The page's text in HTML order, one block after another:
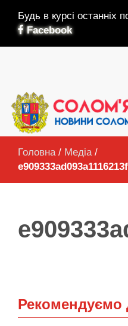
Будь в курсі останніх
Facebook
Головна / Медіа /
Рекомендуємо